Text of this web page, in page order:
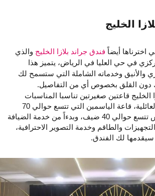
الخليج
اخترناها أيضاً فندق جراند بلازا الخليج والذي
في حي العليا في الرياض، يتميز هذا
والأنيق وخدماته الشاملة التي ستسمح لك
دون القلق بخصوص أي من التفاصيل.
الخليج قاعتين صغيرتين تناسبا المناسبات
الصغيرة والجمعات العائلية، قاعة الياسمين التي تتسع حوالي 70
ضيف، وقاعة النرجس تتسع حوالي 40 ضيف، وبدءاً من خدمة الضيافة
والطاقم وخدمة التصوير الاحترافية،
لك الفندق.